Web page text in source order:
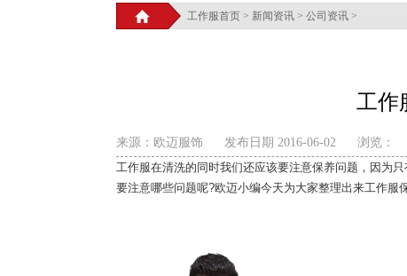
工作服首页 > 新闻资讯 > 公司资讯 >
工作
来源：欧迈服饰 发布日期 2016-06-02
浏览：
工作服在清洗的同时我们还应该要注意保养问题，因为
要注意哪些问题呢?欧迈小编今天为大家整理出来工作服